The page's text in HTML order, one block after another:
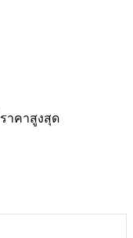
ราคาสูงสุด